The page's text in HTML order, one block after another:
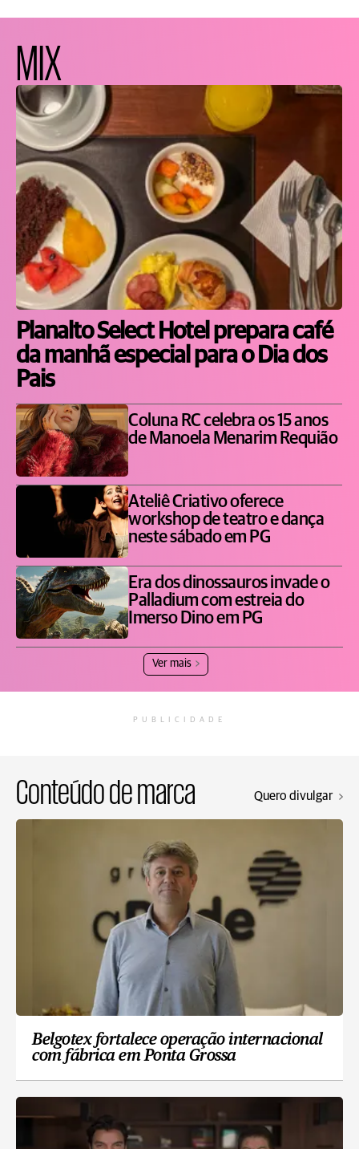
MIX
Planalto Select Hotel prepara café
da manhã especial para o Dia dos
Pais
Coluna RC celebra os 15 anos
de Manoela Menarim Requião
Ateliê Criativo oferece
workshop de teatro e dança
neste sábado em PG
Era dos dinossauros invade o
Palladium com estreia do
Imerso Dino em PG
Ver mais
PUBLICIDADE
Conteúdo de marca Quero divulgar
Belgotex fortalece operação internacional
com fábrica em Ponta Grossa